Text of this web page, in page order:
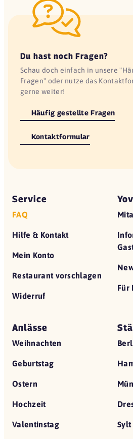
Du hast noch Fragen?
Schau doch einfach in unsere
Fragen" oder nutze das
gerne weiter!
Häufig gestellte Fragen
Kontaktformular
Service
FAQ
Hilfe & Kontakt
Mein Konto
Restaurant vorschlagen
Widerruf
Für
Anlässe
Weihnachten
Geburtstag
Ostern
Hochzeit
Valentinstag Sylt